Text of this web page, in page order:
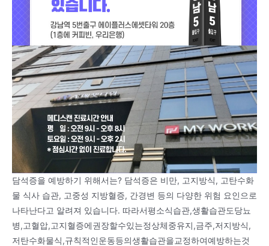
담석증을 예방하기 위해서는? 담석증은 비만, 고지방식, 고탄수화
물 식사 습관, 고중성 지방혈증, 간경변 등의 다양한 위험 요인으로
나타난다고 알려져 있습니다. 따라서평소식습관,생활습관도당뇨
병,고혈압,고지혈증에권장할수있는정상체중유지,금주,저지방식,
저탄수화물식,규칙적인운동등의생활습관을교정하여예방하는것